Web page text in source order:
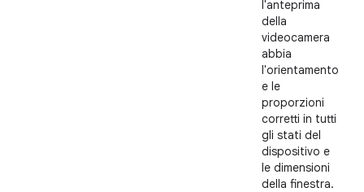
l'anteprima
della
videocamera
abbia
l'orientamento
e le
proporzioni
corretti in tutti
gli stati del
dispositivo e
le dimensioni
della finestra.